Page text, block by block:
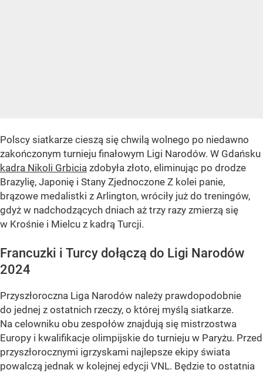
Polscy siatkarze cieszą się chwilą wolnego po niedawno
zakończonym turnieju finałowym Ligi Narodów. W Gdańsku
kadra Nikoli Grbicia zdobyła złoto, eliminując po drodze
Brazylię, Japonię i Stany Zjednoczone Z kolei panie,
brązowe medalistki z Arlington, wróciły już do treningów,
gdyż w nadchodzących dniach aż trzy razy zmierzą się
w Krośnie i Mielcu z kadrą Turcji.
Francuzki i Turcy dołączą do Ligi Narodów
2024
Przyszłoroczna Liga Narodów należy prawdopodobnie
do jednej z ostatnich rzeczy, o której myślą siatkarze.
Na celowniku obu zespołów znajdują się mistrzostwa
Europy i kwalifikacje olimpijskie do turnieju w Paryżu. Przed
przyszłorocznymi igrzyskami najlepsze ekipy świata
powalczą jednak w kolejnej edycji VNL. Będzie to ostatnia